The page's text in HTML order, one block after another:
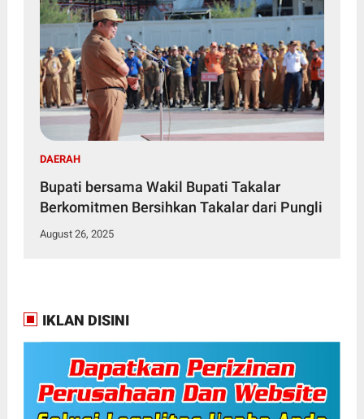
DAERAH
Bupati bersama Wakil Bupati Takalar
Berkomitmen Bersihkan Takalar dari Pungli
August 26, 2025
IKLAN DISINI